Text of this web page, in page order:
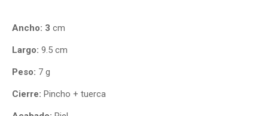
Ancho: 3 cm
Largo: 9.5 cm
Peso: 7 g
Cierre: Pincho + tuerca